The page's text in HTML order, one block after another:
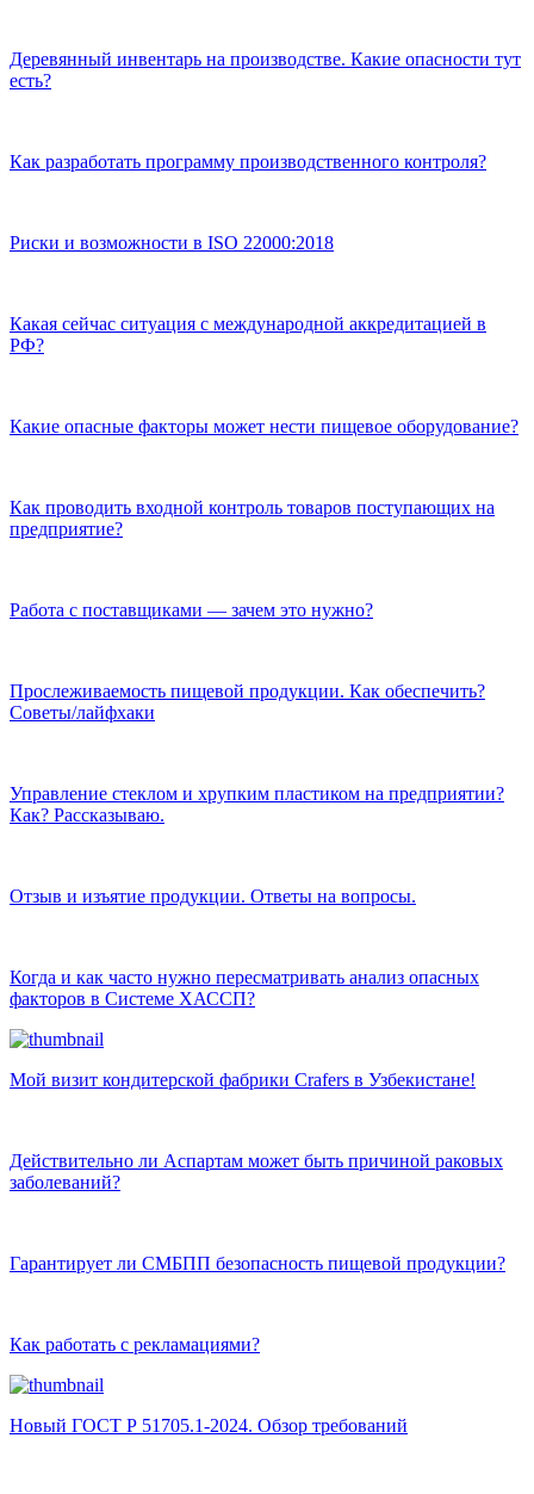
Деревянный инвентарь на производстве. Какие опасности тут
есть?
Как разработать программу производственного контроля?
Риски и возможности в ISO 22000:2018
Какая сейчас ситуация с международной аккредитацией в
РФ?
Какие опасные факторы может нести пищевое оборудование?
Как проводить входной контроль товаров поступающих на
предприятие?
Работа с поставщиками — зачем это нужно?
Прослеживаемость пищевой продукции. Как обеспечить?
Советы/лайфхаки
Управление стеклом и хрупким пластиком на предприятии?
Как? Рассказываю.
Отзыв и изъятие продукции. Ответы на вопросы.
Когда и как часто нужно пересматривать анализ опасных
факторов в Системе ХАССП?
Мой визит кондитерской фабрики Crafers в Узбекистане!
Действительно ли Аспартам может быть причиной раковых
заболеваний?
Гарантирует ли СМБПП безопасность пищевой продукции?
Как работать с рекламациями?
Новый ГОСТ Р 51705.1-2024. Обзор требований